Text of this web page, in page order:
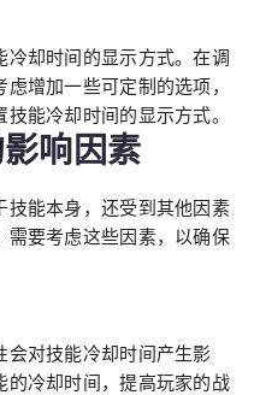
却时间的显示方式。在调
增加一些可定制的选项，
能冷却时间的显示方式。
响因素
技能本身，还受到其他因素
需要考虑这些因素，以确保
对技能冷却时间产生影
的冷却时间，提高玩家的战